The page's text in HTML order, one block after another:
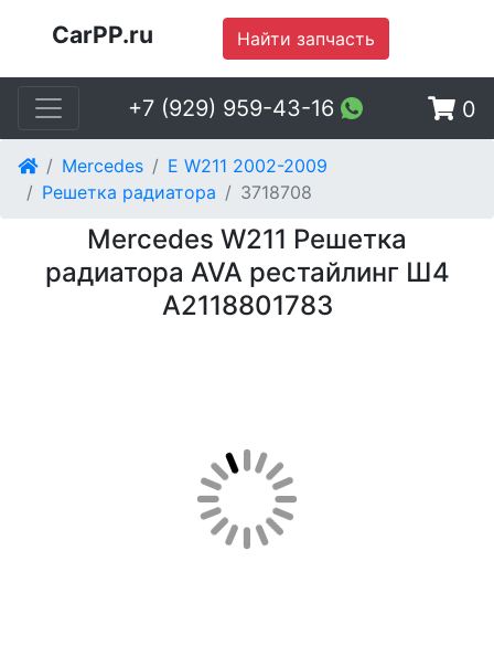
CarPP.ru Найти запчасть
+7 (929) 959-43-16 0
Mercedes
E W211 2002-2009
Решетка радиатора
3718708
Mercedes W211 Решетка
радиатора AVA рестайлинг Ш4
A2118801783